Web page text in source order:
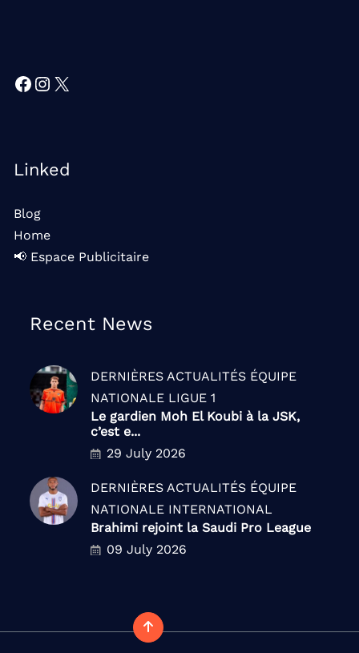
Facebook
Instagram
X
Linked
Blog
Home
📢 Espace Publicitaire
Recent News
DERNIÈRES ACTUALITÉS ÉQUIPE
NATIONALE LIGUE 1
Le gardien Moh El Koubi à la JSK,
c’est e...
29 July 2026
DERNIÈRES ACTUALITÉS ÉQUIPE
NATIONALE INTERNATIONAL
Brahimi rejoint la Saudi Pro League
09 July 2026